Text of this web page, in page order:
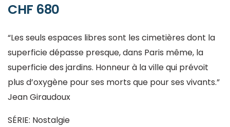
CHF 680
“Les seuls espaces libres sont les cimetières dont la
superficie dépasse presque, dans Paris même, la
superficie des jardins. Honneur à la ville qui prévoit
plus d’oxygène pour ses morts que pour ses vivants.”
Jean Giraudoux
SÉRIE: Nostalgie